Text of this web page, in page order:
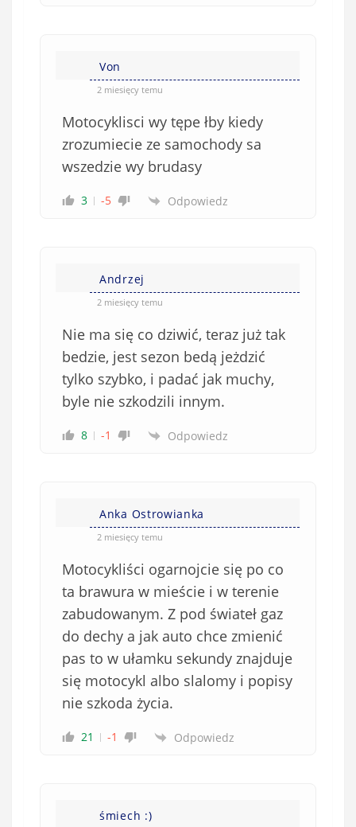
Von
2 miesięcy temu
Motocyklisci wy tępe łby kiedy
zrozumiecie ze samochody sa
wszedzie wy brudasy
3 -5 Odpowiedz
Andrzej
2 miesięcy temu
Nie ma się co dziwić, teraz już tak
bedzie, jest sezon bedą jeżdzić
tylko szybko, i padać jak muchy,
byle nie szkodzili innym.
8 -1 Odpowiedz
Anka Ostrowianka
2 miesięcy temu
Motocykliści ogarnojcie się po co
ta brawura w mieście i w terenie
zabudowanym. Z pod świateł gaz
do dechy a jak auto chce zmienić
pas to w ułamku sekundy znajduje
się motocykl albo slalomy i popisy
nie szkoda życia.
21 -1 Odpowiedz
śmiech :)